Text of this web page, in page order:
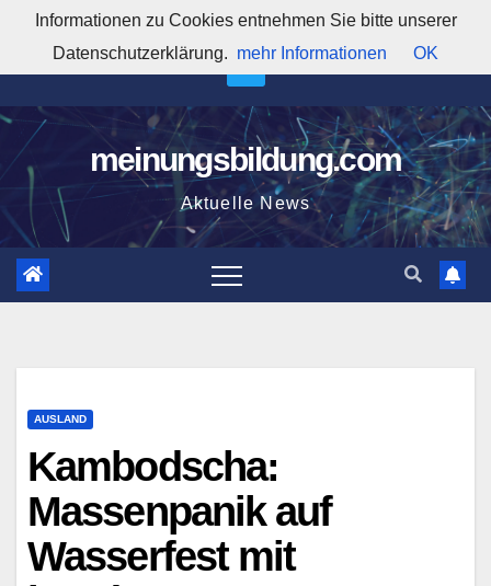
springen
8:38:49 PM
meinungsbildung.com
Aktuelle News
AUSLAND
Kambodscha:
Massenpanik auf
Wasserfest mit
Informationen zu Cookies entnehmen Sie bitte unserer
Datenschutzerklärung. mehr Informationen OK